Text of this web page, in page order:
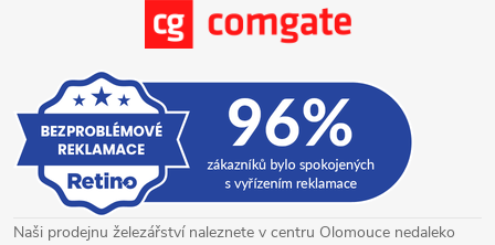
Naši prodejnu železářství naleznete v centru Olomouce nedaleko